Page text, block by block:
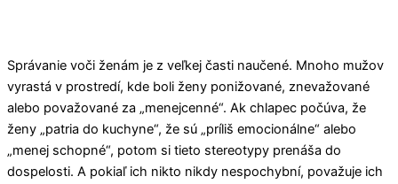
Správanie voči ženám je z veľkej časti naučené. Mnoho mužov
vyrastá v prostredí, kde boli ženy ponižované, znevažované
alebo považované za „menejcenné“. Ak chlapec počúva, že
ženy „patria do kuchyne“, že sú „príliš emocionálne“ alebo
„menej schopné“, potom si tieto stereotypy prenáša do
dospelosti. A pokiaľ ich nikto nikdy nespochybní, považuje ich